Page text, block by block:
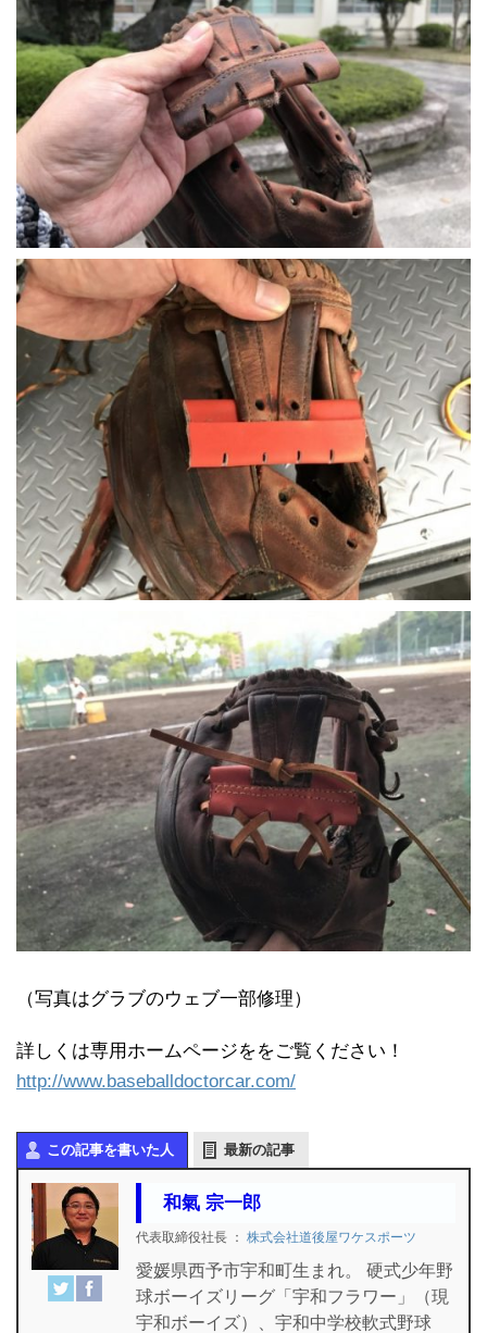
（写真はグラブのウェブ一部修理）
詳しくは専用ホームページををご覧ください！
http://www.baseballdoctorcar.com/
この記事を書いた人 最新の記事
和氣 宗一郎
代表取締役社長 ： 株式会社道後屋ワケスポーツ
愛媛県西予市宇和町生まれ。 硬式少年野
球ボーイズリーグ「宇和フラワー」（現
宇和ボーイズ）、宇和中学校軟式野球